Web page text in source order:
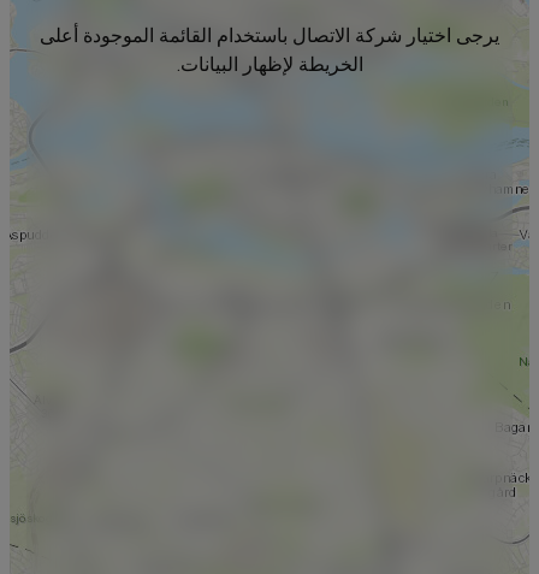
يرجى اختيار شركة الاتصال باستخدام القائمة الموجودة أعلى
الخريطة لإظهار البيانات.